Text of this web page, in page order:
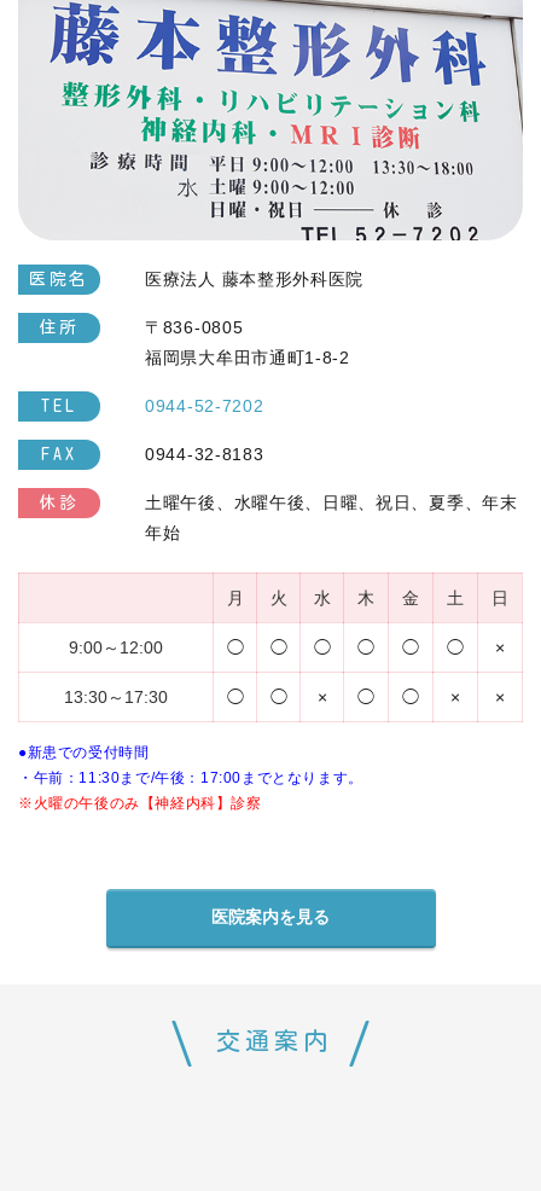
医院名 医療法人 藤本整形外科医院
住所
〒836-0805
福岡県大牟田市通町1-8-2
TEL 0944-52-7202
FAX 0944-32-8183
休診
土曜午後、水曜午後、日曜、祝日、夏季、年末
年始
月 火 水 木 金 土 日
9:00～12:00 ◯ ◯ ◯ ◯ ◯ ◯ ×
13:30～17:30 ◯ ◯ × ◯ ◯ × ×
●新患での受付時間
・午前：11:30まで/午後：17:00までとなります。
※火曜の午後のみ【神経内科】診察
医院案内を見る
交通案内